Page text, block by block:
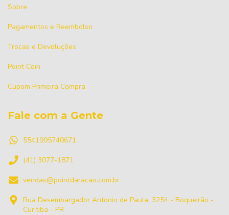
Sobre
Pagamentos e Reembolso
Trocas e Devoluções
Point Coin
Cupom Primeira Compra
Fale com a Gente
5541995740671
(41) 3077-1871
vendas@pointdaracao.com.br
Rua Desembargador Antonio de Paula, 3254 - Boqueirão -
Curitiba - PR